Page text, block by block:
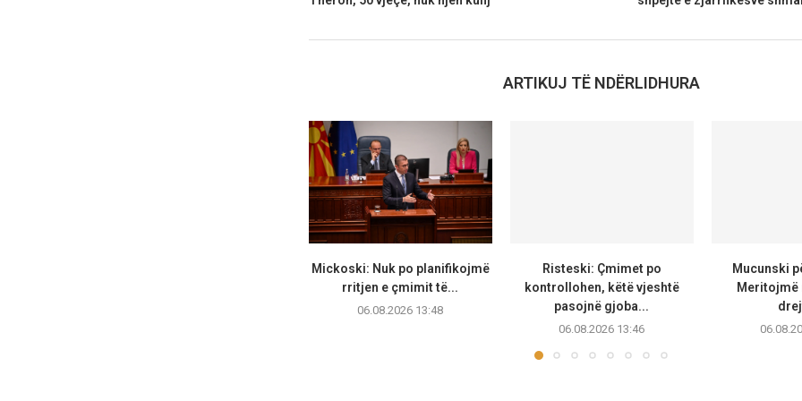
ARTIKUJ TË NDËRLIDHURA
Mickoski: Nuk po planifikojmë
rritjen e çmimit të...
06.08.2026 13:48
Risteski: Çmimet po
kontrollohen, këtë vjeshtë
pasojnë gjoba...
06.08.2026 13:46
Mucunski
Meritojmë